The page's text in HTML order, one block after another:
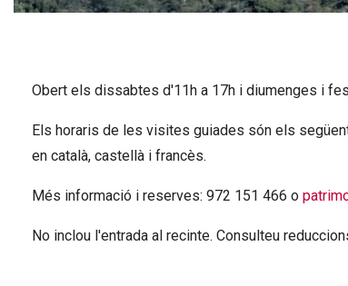
Obert els dissabtes d'11h a 17h i diumenges i
Els horaris de les visites guiades són els
en català, castellà i francès.
Més informació i reserves: 972 151 466 o
No inclou l'entrada al recinte. Consulteu